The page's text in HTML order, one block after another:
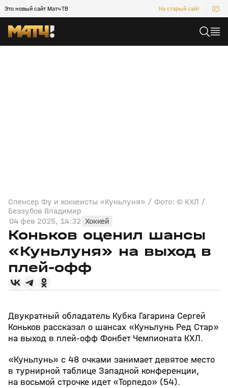
Это новый сайт Матч ТВ На старый сайт
Спенсер Фу и хоккеисты «Куньлуня» / Фото: © КХЛ /
Беззубов Владимир
04 фев 2025, 14:32 Хоккей
Коньков оценил шансы
«Куньлуня» на выход в
плей‑офф
Двукратный обладатель Кубка Гагарина Сергей
Коньков рассказал о шансах «Куньлунь Ред Стар»
на выход в плей‑офф Фонбет Чемпионата КХЛ.
«Куньлунь» с 48 очками занимает девятое место
в турнирной таблице Западной конференции,
на восьмой строчке идет «Торпедо» (54).